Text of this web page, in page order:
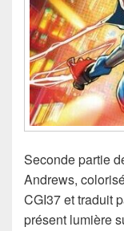
Seconde partie
Andrews,
CGI37 et traduit
présent lumière